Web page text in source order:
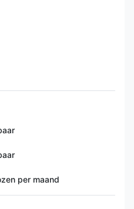
per maand